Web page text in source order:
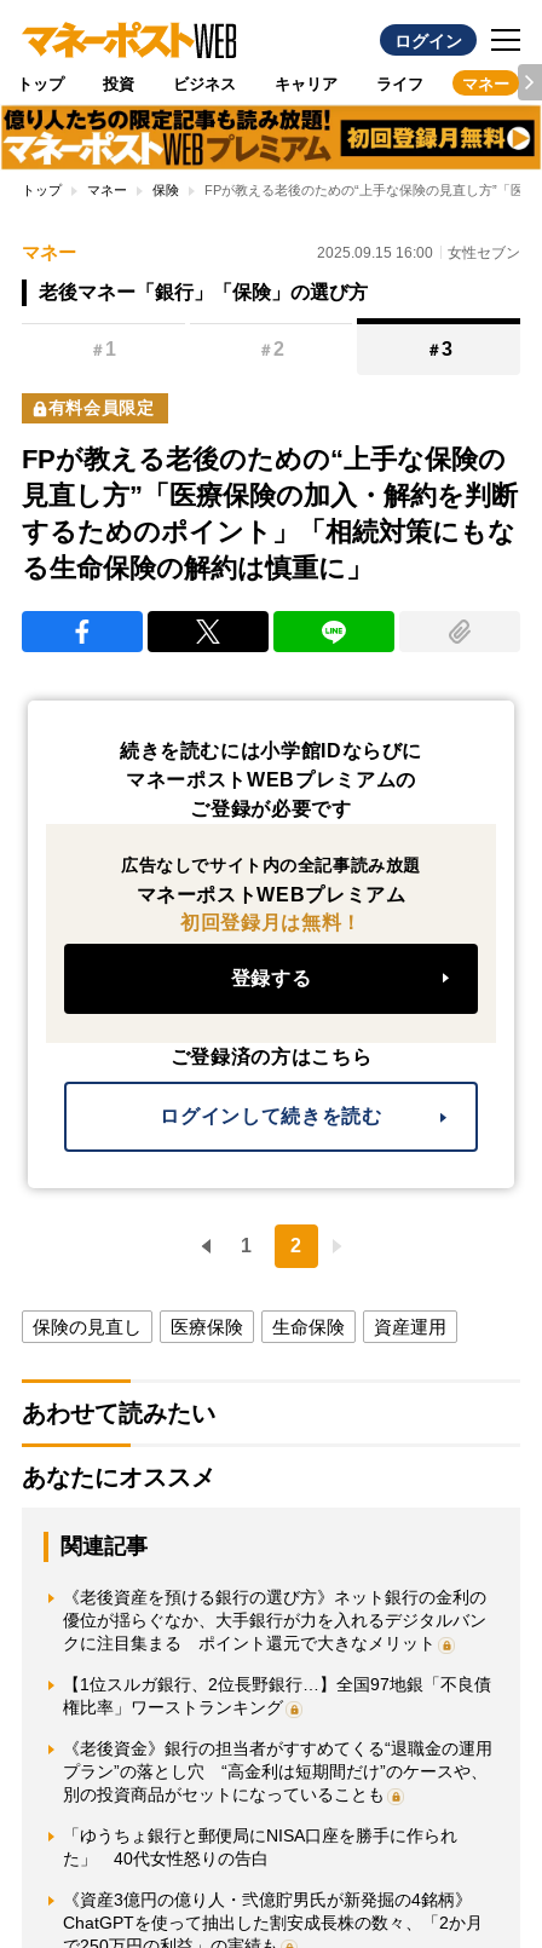
ログイン
トップ 投資 ビジネス キャリア ライフ マネー
トップ マネー 保険 FPが教える老後のための“上手な保険の見直し方”「医
マネー 2025.09.15 16:00 女性セブン
老後マネー「銀行」「保険」の選び方
＃ 1 ＃2 ＃3
有料会員限定
FPが教える老後のための“上手な保険の
見直し方”「医療保険の加入・解約を判断
するためのポイント」「相続対策にもな
る生命保険の解約は慎重に」
続きを読むには小学館IDならびに
マネーポストWEBプレミアムの
ご登録が必要です
広告なしでサイト内の全記事読み放題
マネーポストWEBプレミアム
初回登録月は無料！
登録する
ご登録済の方はこちら
ログインして続きを読む
1 2
保険の見直し 医療保険 生命保険 資産運用
あわせて読みたい
あなたにオススメ
関連記事
《老後資産を預ける銀行の選び方》ネット銀行の金利の
優位が揺らぐなか、大手銀行が力を入れるデジタルバン
クに注目集まる ポイント還元で大きなメリット
【1位スルガ銀行、2位長野銀行…】全国97地銀「不良債
権比率」ワーストランキング
《老後資金》銀行の担当者がすすめてくる“退職金の運用
プラン”の落とし穴 “高金利は短期間だけ”のケースや、
別の投資商品がセットになっていることも
「ゆうちょ銀行と郵便局にNISA口座を勝手に作られ
た」 40代女性怒りの告白
《資産3億円の億り人・弐億貯男氏が新発掘の4銘柄》
ChatGPTを使って抽出した割安成長株の数々、「2か月